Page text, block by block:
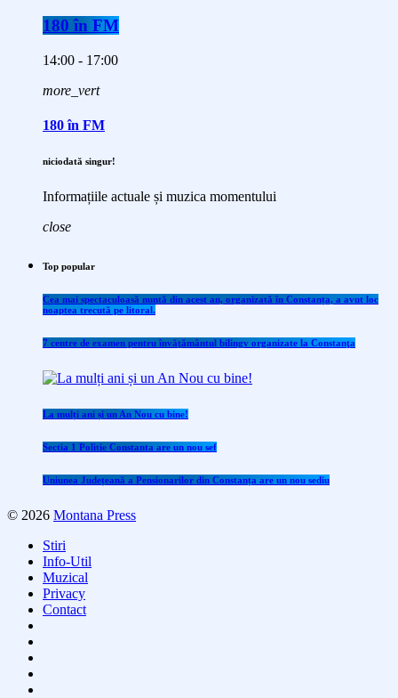
180 în FM
14:00 - 17:00
more_vert
180 în FM
niciodată singur!
Informațiile actuale și muzica momentului
close
Top popular
Cea mai spectaculoasă nuntă din acest an, organizată în Constanța, a avut loc
noaptea trecută pe litoral.
7 centre de examen pentru învăţământul bilingv organizate la Constanţa
La mulți ani și un An Nou cu bine!
Sectia 1 Politie Constanta are un nou sef
Uniunea Județeană a Pensionarilor din Constanța are un nou sediu
© 2026 Montana Press
Stiri
Info-Util
Muzical
Privacy
Contact